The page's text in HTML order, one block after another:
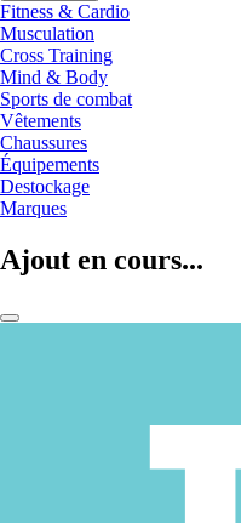
Fitness & Cardio
Musculation
Cross Training
Mind & Body
Sports de combat
Vêtements
Chaussures
Équipements
Destockage
Marques
Ajout en cours...